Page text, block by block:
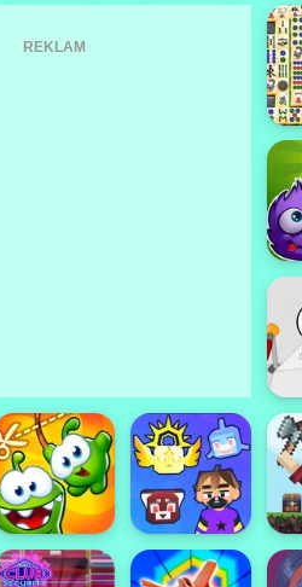
REKLAM